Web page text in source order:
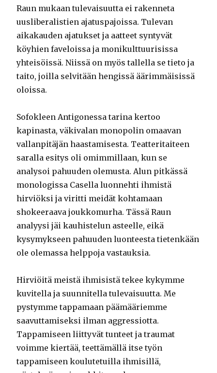
Raun mukaan tulevaisuutta ei rakenneta
uusliberalistien ajatuspajoissa. Tulevan
aikakauden ajatukset ja aatteet syntyvät
köyhien faveloissa ja monikulttuurisissa
yhteisöissä. Niissä on myös tallella se tieto ja
taito, joilla selvitään hengissä äärimmäisissä
oloissa.
Sofokleen Antigonessa tarina kertoo
kapinasta, väkivalan monopolin omaavan
vallanpitäjän haastamisesta. Teatteritaiteen
saralla esitys oli omimmillaan, kun se
analysoi pahuuden olemusta. Alun pitkässä
monologissa Casella luonnehti ihmistä
hirviöksi ja viritti meidät kohtamaan
shokeeraava joukkomurha. Tässä Raun
analyysi jäi kauhistelun asteelle, eikä
kysymykseen pahuuden luonteesta tietenkään
ole olemassa helppoja vastauksia.
Hirviöitä meistä ihmisistä tekee kykymme
kuvitella ja suunnitella tulevaisuutta. Me
pystymme tappamaan päämääriemme
saavuttamiseksi ilman aggressiotta.
Tappamiseen liittyvät tunteet ja traumat
voimme kiertää, teettämällä itse työn
tappamiseen koulutetuilla ihmisillä,